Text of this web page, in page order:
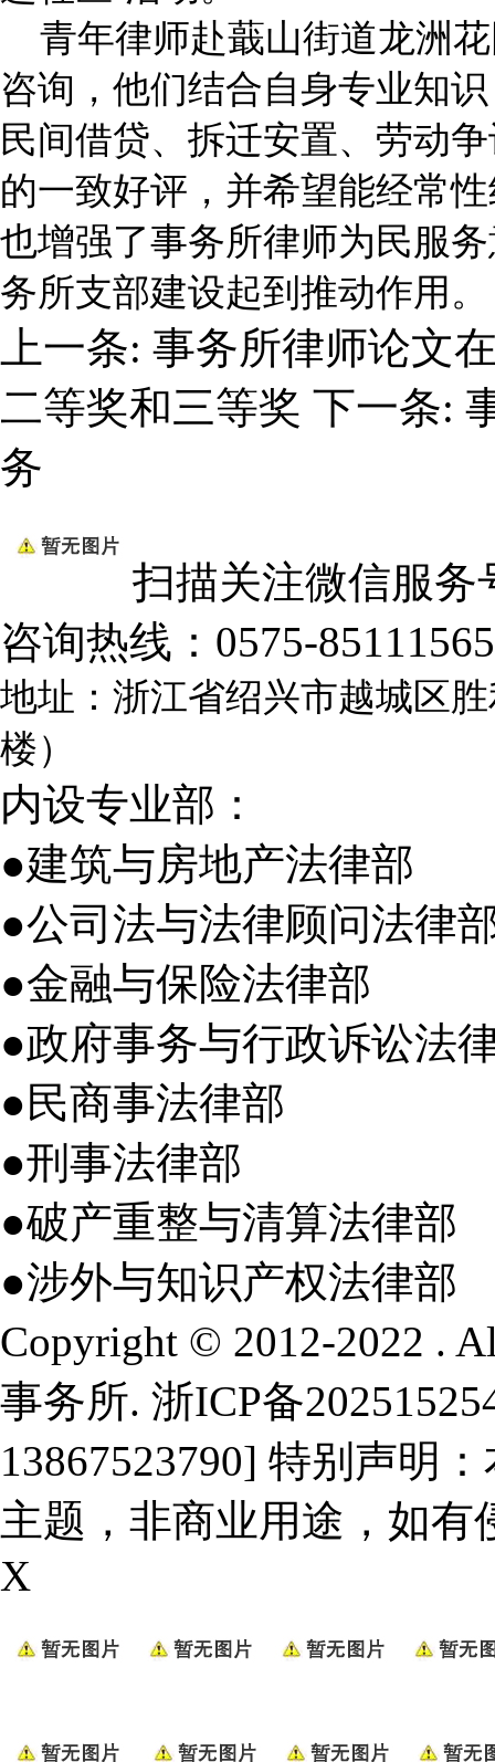
青年律师赴蕺山街道龙洲
咨询，他们结合自身专业知
民间借贷、拆迁安置、劳动
的一致好评，并希望能经常
也增强了事务所律师为民服
务所支部建设起到推动作用。
上一条: 事务所律师论文
二等奖和三等奖 下一条:
务
扫描关注微信服务
咨询热线： 0575-85111565
地址：浙江省绍兴市越城区
楼）
内设专业部：
●建筑与房地产法律部
●公司法与法律顾问法律
●金融与保险法律部
●政府事务与行政诉讼法
●民商事法律部
●刑事法律部
●破产重整与清算法律部
●涉外与知识产权法律部
Copyright © 2012-2022 .
事务所. 浙ICP备
13867523790] 特别声明
主题，非商业用途，如有
X